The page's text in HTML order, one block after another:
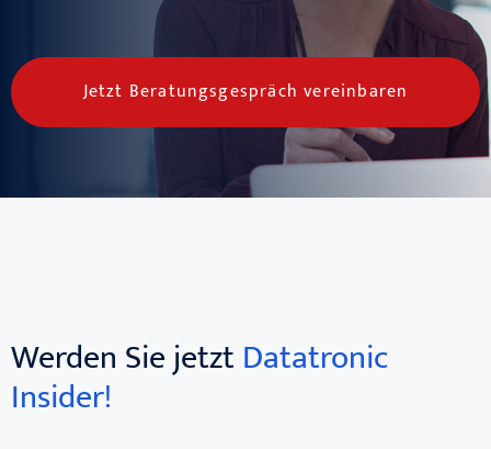
Jetzt Beratungsgespräch vereinbaren
Werden Sie jetzt Datatronic
Insider!